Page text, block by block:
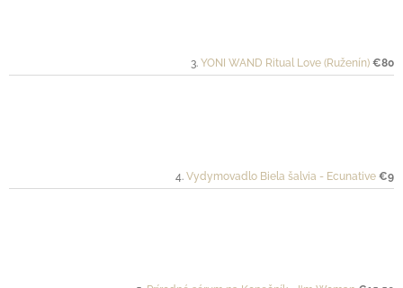
YONI WAND Ritual Love (Ruženín) €80
Vydymovadlo Biela šalvia - Ecunative €9